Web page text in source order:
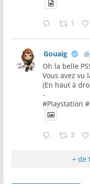
1
Gouaig
Oh la belle
Vous avez vu
(En haut à
-
#Playstation
3
+ de